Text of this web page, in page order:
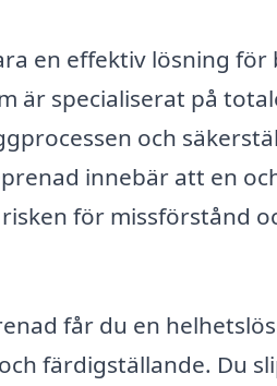
en effektiv lösning för
är specialiserat på
och
innebär att en
för missförstånd
får du en
färdigställande. Du